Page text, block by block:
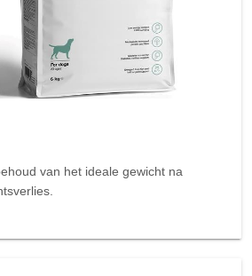
van het ideale gewicht na